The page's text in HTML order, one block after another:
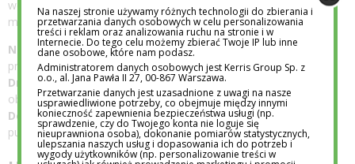
weryfikacji wieku i ograniczyć konto. Rodzic traci wtedy
możliwość uczciwego ustawienia nadzoru.
Najwyższy priorytet:prawdziwa data urodzenia, konto
prywatne i zatwierdzanie obserwujących.
Drugi krok:wyłączenie lokalizacji i ograniczenie wiadomości od
obcych.
Dopiero później:negocjowanie czasu korzystania i zakresu
publikowanych treści.
Na naszej stronie używamy różnych technologii do zbierania i
przetwarzania danych osobowych w celu personalizowania
treści i reklam oraz analizowania ruchu na stronie i w
Internecie. Do tego celu możemy zbierać Twoje IP lub inne
dane osobowe, które nam podasz.
Administratorem danych osobowych jest Kerris Group Sp. z
o.o., al. Jana Pawła II 27, 00-867 Warszawa.
Przetwarzanie danych jest uzasadnione z uwagi na nasze
usprawiedliwione potrzeby, co obejmuje między innymi
konieczność zapewnienia bezpieczeństwa usługi (np.
sprawdzenie, czy do Twojego konta nie loguje się
nieuprawniona osoba), dokonanie pomiarów statystycznych,
ulepszania naszych usług i dopasowania ich do potrzeb i
wygody użytkowników (np. personalizowanie treści w